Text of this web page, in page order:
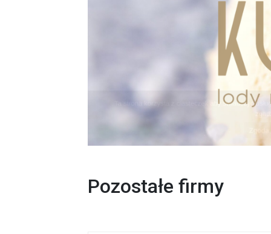
Pozostałe firmy